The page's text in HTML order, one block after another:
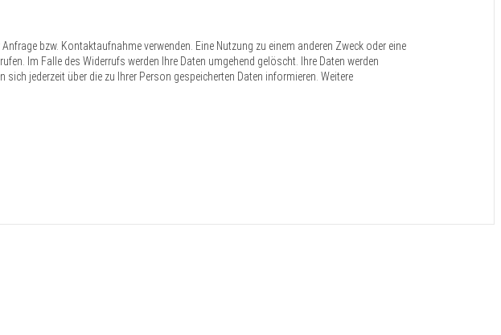
bzw. Kontaktaufnahme verwenden. Eine Nutzung zu einem anderen Zweck oder eine
Im Falle des Widerrufs werden Ihre Daten umgehend gelöscht. Ihre Daten werden
jederzeit über die zu Ihrer Person gespeicherten Daten informieren. Weitere